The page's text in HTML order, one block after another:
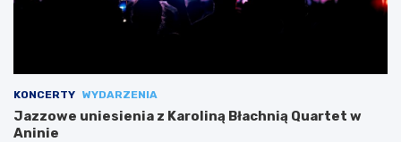
KONCERTY WYDARZENIA
Jazzowe uniesienia z Karoliną Błachnią Quartet w
Aninie